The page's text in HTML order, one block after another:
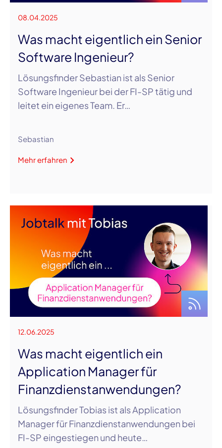
08.04.2025
Was macht eigentlich ein Senior
Software Ingenieur?
Lösungsfinder Sebastian ist als Senior
Software Ingenieur bei der FI-SP tätig und
leitet ein eigenes Team. Er…
Sebastian
Mehr erfahren
12.06.2025
Was macht eigentlich ein
Application Manager für
Finanzdienstanwendungen?
Lösungsfinder Tobias ist als Application
Manager für Finanzdienstanwendungen bei
FI-SP eingestiegen und heute…